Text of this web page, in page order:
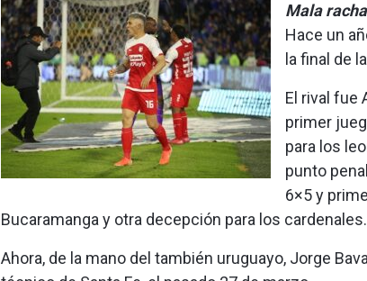
Mala racha
Hace un
la final de
El rival fue
primer
para los
punto
6×5 y
Bucaramanga y otra decepción para los cardenales.
Ahora, de la mano del también uruguayo, Jorge